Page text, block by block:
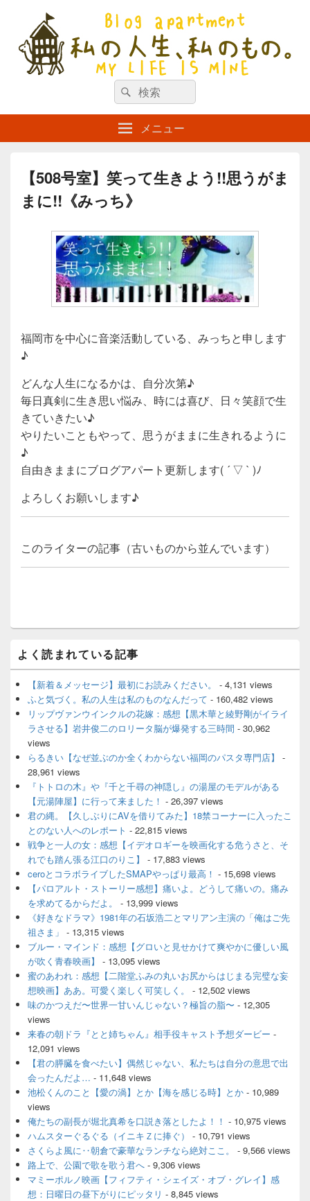
私の人生、私のもの。【新館】
検
索
対
象:
検
索
メニュー
【508号室】笑って生きよう!!思うがま
まに!!《みっち》
福岡市を中心に音楽活動している、みっちと申します
♪
どんな人生になるかは、自分次第♪
毎日真剣に生き思い悩み、時には喜び、日々笑顔で生
きていきたい♪
やりたいこともやって、思うがままに生きれるように
♪
自由きままにブログアパート更新します( ´ ▽ ` )ﾉ
よろしくお願いします♪
このライターの記事（古いものから並んでいます）
ン
サ
イ
バ
ィ
ェ
エ
ア
よく読まれている記事
【新着＆メッセージ】最初にお読みください。
- 4,131 views
ふと気づく。私の人生は私のものなんだって - 160,482 views
リップヴァンウインクルの花嫁：感想【黒木華と綾野剛がイライ
ラさせる】岩井俊二のロリータ脳が爆発する三時間 - 30,962
views
らるきい【なぜ並ぶのか全くわからない福岡のパスタ専門店】
-
28,961 views
『トトロの木』や『千と千尋の神隠し』の湯屋のモデルがある
【元湯陣屋】に行って来ました！ - 26,397 views
君の縄。【久しぶりにAVを借りてみた】18禁コーナーに入ったこ
とのない人へのレポート - 22,815 views
戦争と一人の女：感想【イデオロギーを映画化する危うさと、そ
れでも踏ん張る江口のりこ】
- 17,883 views
ceroとコラボライブしたSMAPやっぱり最高！ - 15,698 views
【パロアルト・ストーリー感想】痛いよ。どうして痛いの。痛み
を求めてるからだよ。
- 13,999 views
《好きなドラマ》1981年の石坂浩二とマリアン主演の「俺はご先
祖さま」 - 13,315 views
ブルー・マインド：感想【グロいと見せかけて爽やかに優しい風
が吹く青春映画】
- 13,095 views
蜜のあわれ：感想【二階堂ふみの丸いお尻からはじまる完璧な妄
想映画】ああ。可愛く楽しく可笑しく。
- 12,502 views
味のかつえだ〜世界一甘いんじゃない？極旨の脂〜 - 12,305
views
来春の朝ドラ『とと姉ちゃん』相手役キャスト予想ダービー -
12,091 views
【君の膵臓を食べたい】偶然じゃない、私たちは自分の意思で出
会ったんだよ… - 11,648 views
池松くんのこと【愛の渦】とか【海を感じる時】とか - 10,989
views
俺たちの副長が堀北真希を口説き落としたよ！！ - 10,975 views
ハムスターぐるぐる（イニキＺに捧ぐ）
- 10,791 views
さくらよ風に‥朝倉で豪華なランチなら絶対ここ。
- 9,566 views
路上で、公園で歌を歌う君へ - 9,306 views
マミーポルノ映画【フィフティ・シェイズ・オブ・グレイ】感
想：日曜日の昼下がりにピッタリ - 8,845 views